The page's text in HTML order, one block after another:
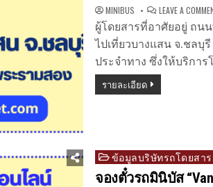
MINIBUS LEAVE A
ผู้โดยสารที่อาศัยอยู่ ถน
ไปเที่ยวบางแสน จ.ชลบุ
ประจำทาง ซึ่งให้บริกา
รายละเอียด
Posted
in
ข้อมูลบริษัทรถโดยสาร
จองตั๋วรถมินิบัส